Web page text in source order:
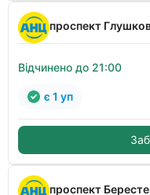
проспект
Відчинено до 21:00
є 1 уп
проспект